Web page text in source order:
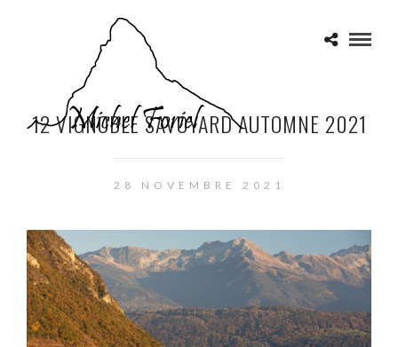
12 VIGNOBLE SAVOYARD AUTOMNE 2021
28 NOVEMBRE 2021